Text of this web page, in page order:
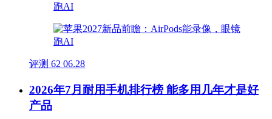
评测 62 06.28
2026年7月耐用手机排行榜 能多用几年才是好
产品